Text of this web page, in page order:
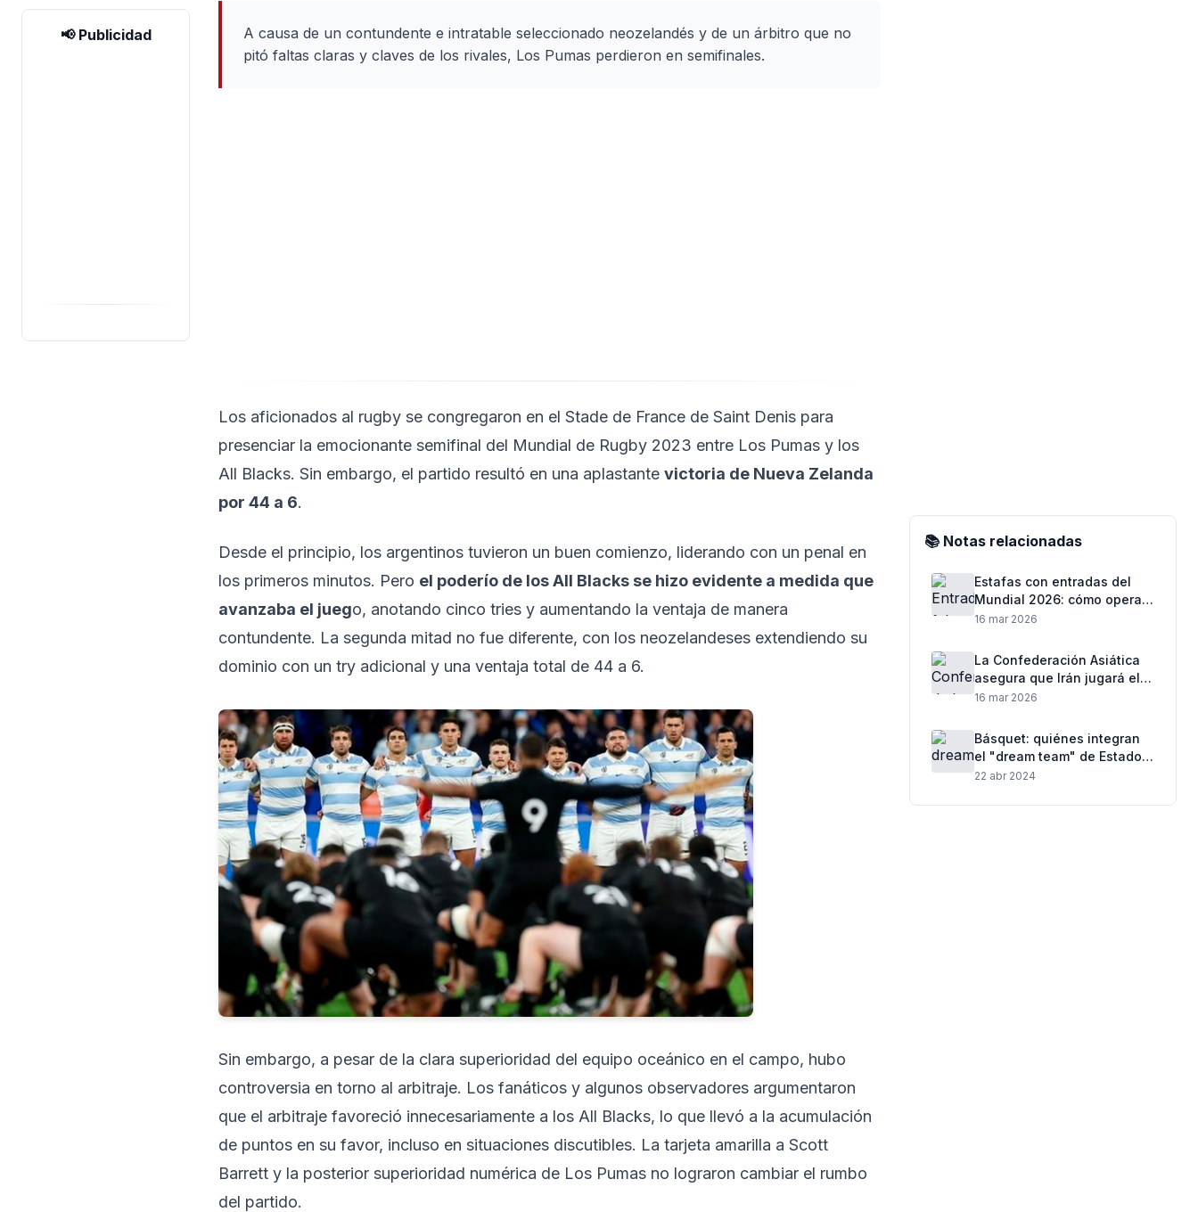
📢 Publicidad
A causa de un contundente e intratable seleccionado neozelandés y de un árbitro que no
pitó faltas claras y claves de los rivales, Los Pumas perdieron en semifinales.
Los aficionados al rugby se congregaron en el Stade de France de Saint Denis para
presenciar la emocionante semifinal del Mundial de Rugby 2023 entre Los Pumas y los
All Blacks. Sin embargo, el partido resultó en una aplastantevictoria de Nueva Zelanda
por 44 a 6.
Desde el principio, los argentinos tuvieron un buen comienzo, liderando con un penal en
los primeros minutos. Pero el poderío de los All Blacks se hizo evidente a medida que
avanzaba el juego, anotando cinco tries y aumentando la ventaja de manera
contundente. La segunda mitad no fue diferente, con los neozelandeses extendiendo su
dominio con un try adicional y una ventaja total de 44 a 6.
Sin embargo, a pesar de la clara superioridad del equipo oceánico en el campo, hubo
controversia en torno al arbitraje. Los fanáticos y algunos observadores argumentaron
que el arbitraje favoreció innecesariamente a los All Blacks, lo que llevó a la acumulación
de puntos en su favor, incluso en situaciones discutibles. La tarjeta amarilla a Scott
Barrett y la posterior superioridad numérica de Los Pumas no lograron cambiar el rumbo
del partido.
📚 Notas relacionadas
Estafas con entradas del
Mundial 2026: cómo operan
los fraudes y qué hacer
16 mar 2026
La Confederación Asiática
asegura que Irán jugará el
Mundial 2026 pese a la
16 mar 2026
Básquet: quiénes integran
el "dream team" de Estados
Unidos para París 2024
22 abr 2024